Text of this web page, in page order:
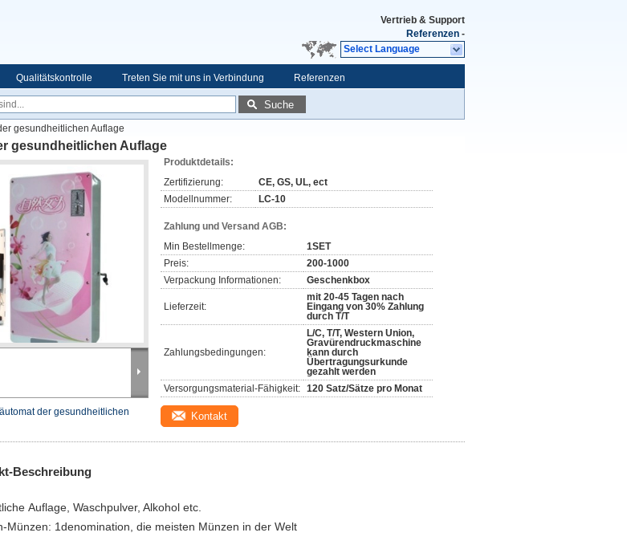
Vertrieb & Support
Referenzen -
Select Language
Qualitätskontrolle Treten Sie mit uns in Verbindung Referenzen
Suche
gesundheitlichen Auflage
gesundheitlichen Auflage
der gesundheitlichen
Produktdetails:
Zertifizierung:
CE, GS, UL, ect
Modellnummer:
LC-10
Zahlung und Versand AGB:
Min Bestellmenge:
1SET
Preis:
200-1000
Verpackung Informationen:
Geschenkbox
Lieferzeit:
mit 20-45 Tagen nach
Eingang von 30% Zahlung
durch T/T
Zahlungsbedingungen:
L/C, T/T, Western Union,
Gravürendruckmaschine
kann durch
Übertragungsurkunde
gezahlt werden
Versorgungsmaterial-Fähigkeit: 120 Satz/Sätze pro Monat
Kontakt
Beschreibung
Auflage, Waschpulver, Alkohol etc.
Münzen: 1denomination, die meisten Münzen in der Welt